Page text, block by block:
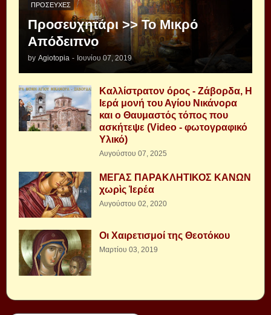
ΠΡΟΣΕΥΧΈΣ
Προσευχητάρι >> Το Μικρό
Απόδειπνο
by Agiotopia - Ιουνίου 07, 2019
Καλλίστρατον όρος - Ζάβορδα, Η
Ιερά μονή του Αγίου Νικάνορα
και ο Θαυμαστός τόπος που
ασκήτεψε (Video - φωτογραφικό
Υλικό)
Αυγούστου 07, 2025
ΜΕΓΑΣ ΠΑΡΑΚΛΗΤΙΚΟΣ ΚΑΝΩΝ
χωρὶς Ἱερέα
Αυγούστου 02, 2020
Οι Χαιρετισμοί της Θεοτόκου
Μαρτίου 03, 2019